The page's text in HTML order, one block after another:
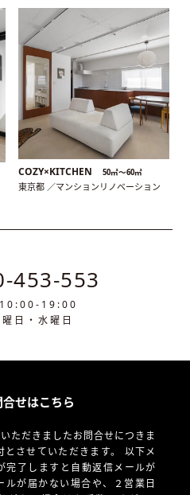
COZY×KITCHEN 50㎡〜60㎡
東京都 ／マンションリノベーション
453-553
10:00-19:00
日・水曜日
合せはこちら
ただきましたお問合せにつきま
させていただきます。 以下メ
完了しますと自動返信メールが
が届かない場合や、
２営業日